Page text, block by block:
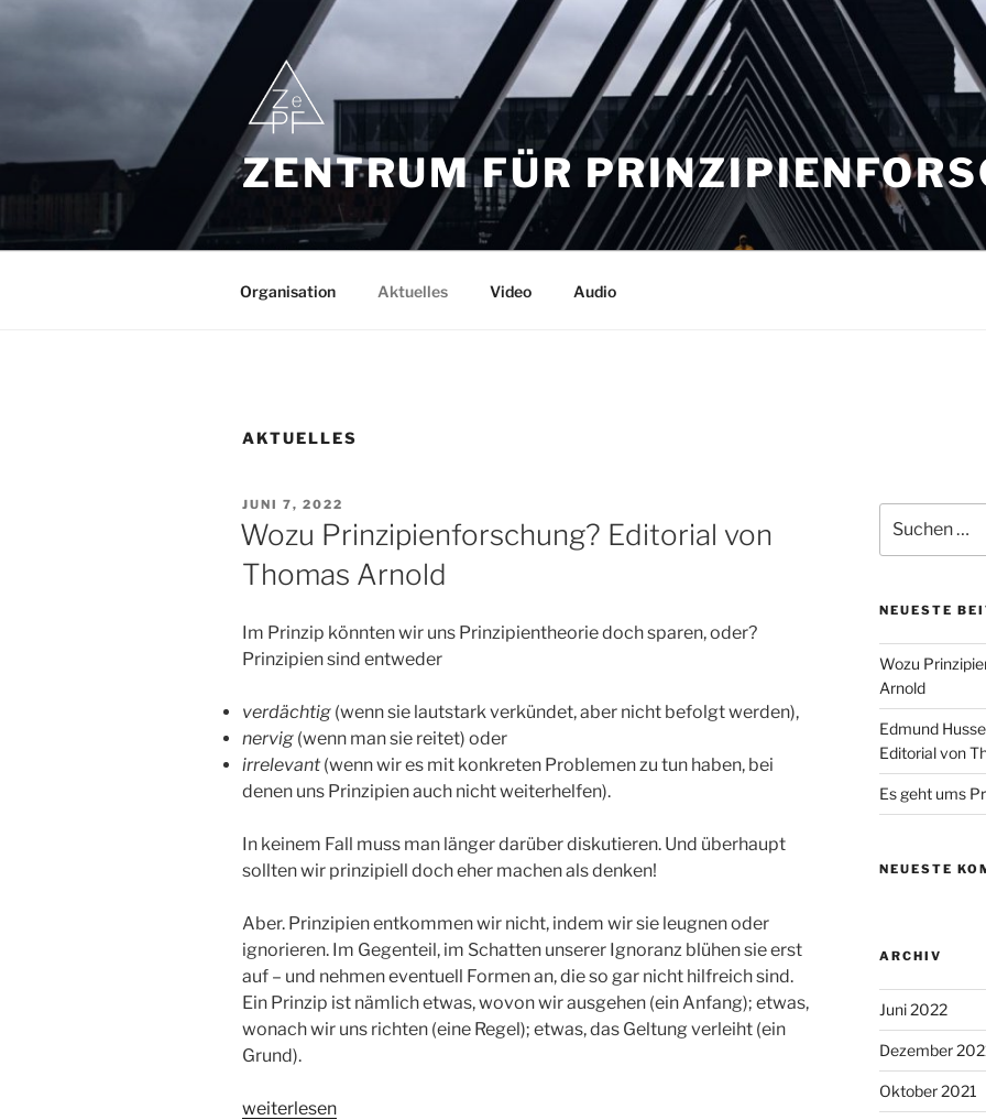
ZENTRUM FÜR
Organisation Aktuelles Video Audio
AKTUELLES
VERÖFFENTLICHT
AM
JUNI 7, 2022
Wozu Prinzipienforschung? Editorial von
Thomas Arnold
Im Prinzip könnten wir uns Prinzipientheorie doch sparen, oder?
Prinzipien sind entweder
verdächtig (wenn sie lautstark verkündet, aber nicht befolgt werden),
nervig (wenn man sie reitet) oder
irrelevant (wenn wir es mit konkreten Problemen zu tun haben, bei
denen uns Prinzipien auch nicht weiterhelfen).
In keinem Fall muss man länger darüber diskutieren. Und überhaupt
sollten wir prinzipiell doch eher machen als denken!
Aber. Prinzipien entkommen wir nicht, indem wir sie leugnen oder
ignorieren. Im Gegenteil, im Schatten unserer Ignoranz blühen sie erst
auf – und nehmen eventuell Formen an, die so gar nicht hilfreich sind.
Ein Prinzip ist nämlich etwas, wovon wir ausgehen (ein Anfang); etwas,
wonach wir uns richten (eine Regel); etwas, das Geltung verleiht (ein
Grund).
„Wozu
weiterlesen
nach:
NEUESTE
Wozu
Arnold
Edmund
Editorial von
Es geht ums
NEUESTE
ARCHIV
Juni 2022
Dezember
Oktober 2021